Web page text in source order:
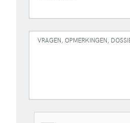
VRAGEN, OPMERKINGEN,